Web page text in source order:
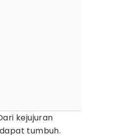
kejujuran
tumbuh.